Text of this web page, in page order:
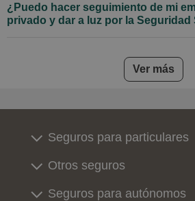
¿Puedo hacer seguimiento de mi
privado y dar a luz por la Seguridad
Ver más
frequently
Seguros para particulares
Otros seguros
Seguros para autónomos